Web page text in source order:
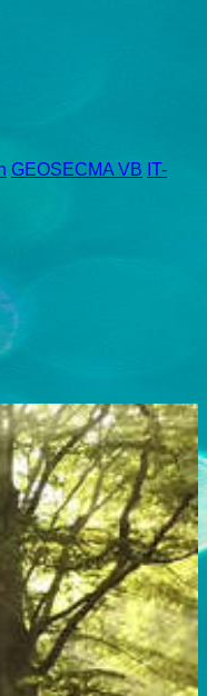
GEOSECMA VB IT-